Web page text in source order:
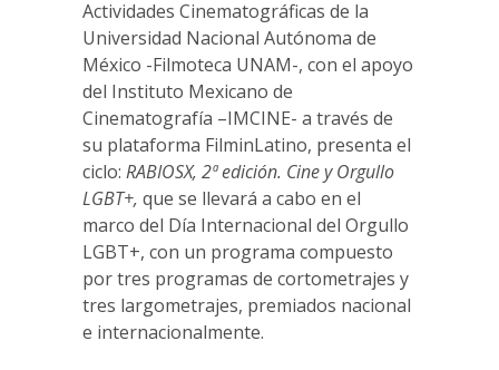
Actividades Cinematográficas de la
Universidad Nacional Autónoma de
México -Filmoteca UNAM-, con el apoyo
del Instituto Mexicano de
Cinematografía –IMCINE- a través de
su plataforma FilminLatino, presenta el
ciclo: RABIOSX, 2ª edición. Cine y Orgullo
LGBT+, que se llevará a cabo en el
marco del Día Internacional del Orgullo
LGBT+, con un programa compuesto
por tres programas de cortometrajes y
tres largometrajes, premiados nacional
e internacionalmente.